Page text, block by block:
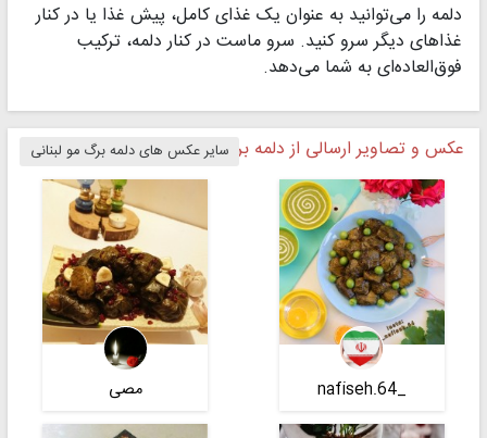
دلمه‌ را می‌توانید به عنوان یک غذای کامل، پیش غذا یا در کنار
غذاهای دیگر سرو کنید. سرو ماست در کنار دلمه، ترکیب
فوق‌العاده‌ای به شما می‌دهد.
عکس و تصاویر ارسالی از دلمه برگ مو لبنانیسایر عکس های دلمه برگ مو لبنانی
_nafiseh.64 مصی